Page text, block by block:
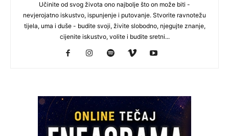
Učinite od svog života ono najbolje što on može biti -
nevjerojatno iskustvo, ispunjenje i putovanje. Stvorite ravnotežu
tijela, uma i duše - budite svoji, živite slobodno, njegujte znanje,
cijenite iskustvo, volite i budite sretni...